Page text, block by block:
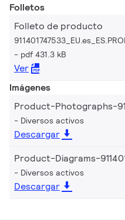
Folletos
Folleto de producto
pdf 431.3 kB
Ver
Imágenes
Product-Photographs-
Diversos activos
Descargar
Product-Diagrams-
Diversos activos
Descargar